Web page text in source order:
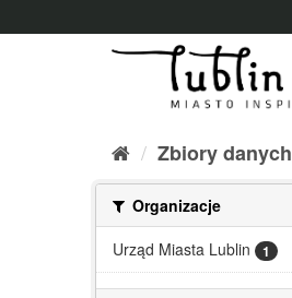
do
Zbiory danych
Organizacje
Urząd Miasta Lublin
1